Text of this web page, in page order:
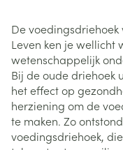
De
Leven ken je wellicht
wetenschappelijk
Bij de oude driehoek
het effect op
herziening om de
te maken. Zo
voedingsdriehoek,